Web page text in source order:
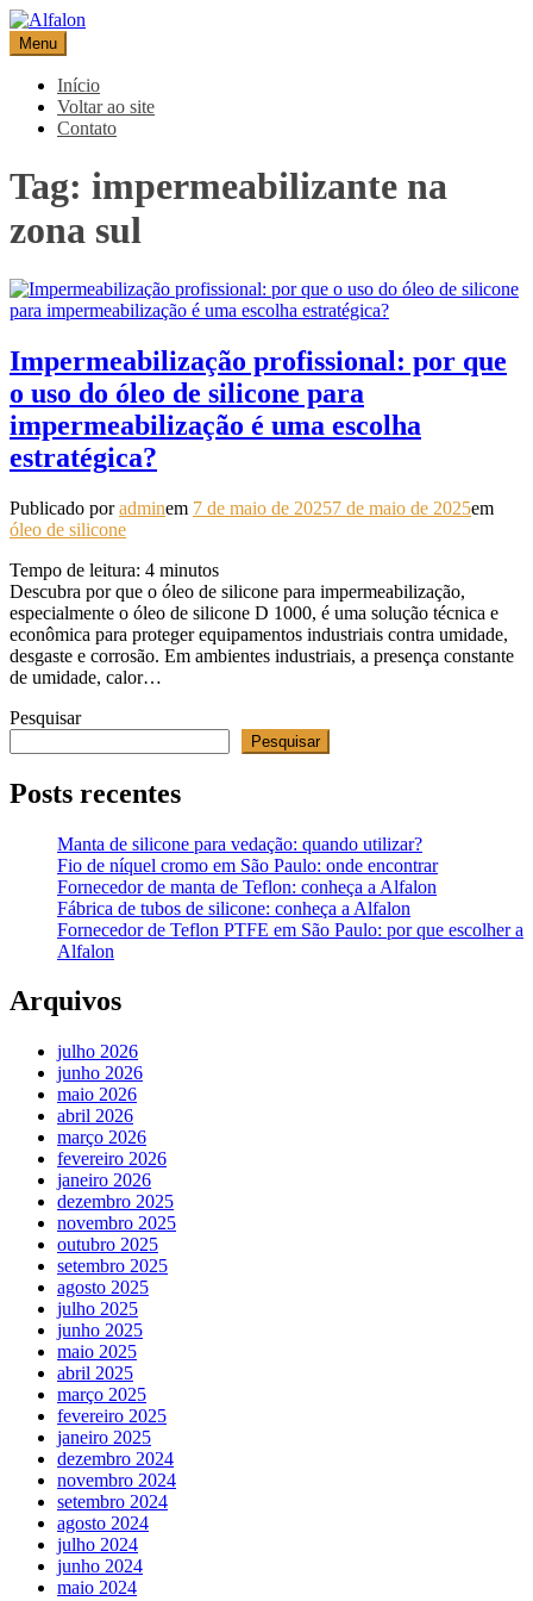
Pular
para
o
conteúdo
Alfalon
comércio e serviços pertinentes aos produtos de embalagens
Menu
Início
Voltar ao site
Contato
Tag: impermeabilizante na
zona sul
Impermeabilização profissional: por que
o uso do óleo de silicone para
impermeabilização é uma escolha
estratégica?
Publicado poradminem 7 de maio de 20257 de maio de 2025em
óleo de silicone
Tempo de leitura: 4 minutos
Descubra por que o óleo de silicone para impermeabilização,
especialmente o óleo de silicone D 1000, é uma solução técnica e
econômica para proteger equipamentos industriais contra umidade,
desgaste e corrosão. Em ambientes industriais, a presença constante
de umidade, calor…
Pesquisar
Pesquisar
Posts recentes
Manta de silicone para vedação: quando utilizar?
Fio de níquel cromo em São Paulo: onde encontrar
Fornecedor de manta de Teflon: conheça a Alfalon
Fábrica de tubos de silicone: conheça a Alfalon
Fornecedor de Teflon PTFE em São Paulo: por que escolher a
Alfalon
Arquivos
julho 2026
junho 2026
maio 2026
abril 2026
março 2026
fevereiro 2026
janeiro 2026
dezembro 2025
novembro 2025
outubro 2025
setembro 2025
agosto 2025
julho 2025
junho 2025
maio 2025
abril 2025
março 2025
fevereiro 2025
janeiro 2025
dezembro 2024
novembro 2024
setembro 2024
agosto 2024
julho 2024
junho 2024
maio 2024